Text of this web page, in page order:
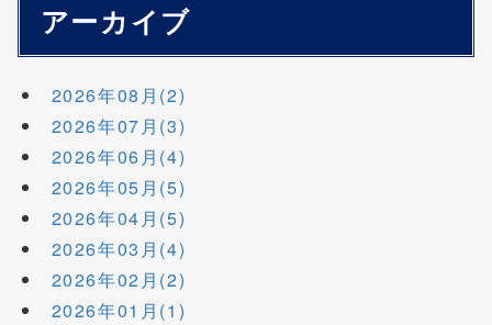
アーカイブ
2026年08月(2)
2026年07月(3)
2026年06月(4)
2026年05月(5)
2026年04月(5)
2026年03月(4)
2026年02月(2)
2026年01月(1)